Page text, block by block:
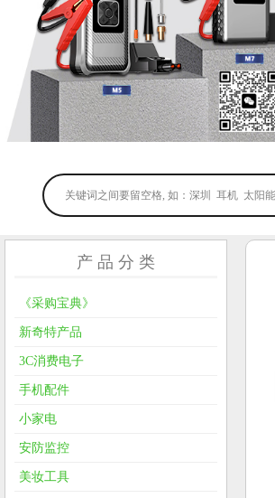
产 品 分 类
《采购宝典》
新奇特产品
3C消费电子
手机配件
小家电
安防监控
美妆工具